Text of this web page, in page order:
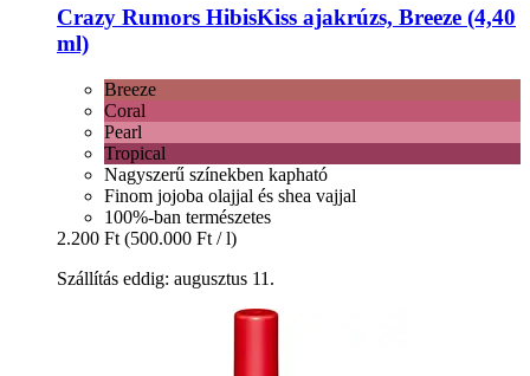
Crazy Rumors HibisKiss ajakrúzs, Breeze (4,40
ml)
Breeze
Coral
Pearl
Tropical
Nagyszerű színekben kapható
Finom jojoba olajjal és shea vajjal
100%-ban természetes
2.200 Ft (500.000 Ft / l)
Szállítás eddig: augusztus 11.